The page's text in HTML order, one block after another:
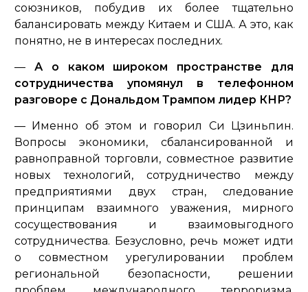
союзников, побудив их более тщательно
балансировать между Китаем и США. А это, как
понятно, не в интересах последних.
— А о каком широком пространстве для
сотрудничества упомянул в телефонном
разговоре с Дональдом Трампом лидер КНР?
— Именно об этом и говорил Си Цзиньпин.
Вопросы экономики, сбалансированной и
равноправной торговли, совместное развитие
новых технологий, сотрудничество между
предприятиями двух стран, следование
принципам взаимного уважения, мирного
сосуществования и взаимовыгодного
сотрудничества. Безусловно, речь может идти
о совместном урегулировании проблем
региональной безопасности, решении